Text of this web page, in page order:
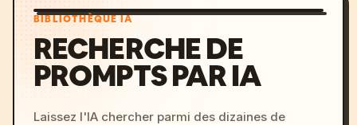
BIBLIOTHÈQUE IA
RECHERCHE DE
PROMPTS PAR IA
Laissez l'IA chercher parmi des dizaines de